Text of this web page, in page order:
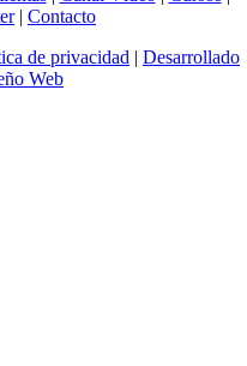
| Contacto
de privacidad | Desarrollado
Web